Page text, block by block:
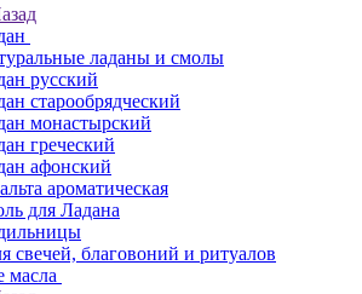
ладаны и смолы
русский
старообрядческий
монастырский
греческий
афонский
ароматическая
для Ладана
свечей, благовоний и ритуалов